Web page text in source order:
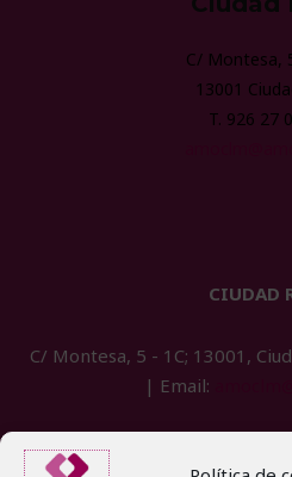
C/ Montesa,
13001
T. 926 27
CIUDAD
C/ Montesa, 5 - 1C; 13001,
| Email: